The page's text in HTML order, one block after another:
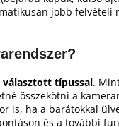
jobb
választott típussal.
összekötni a
is, ha a barátokkal
és a további